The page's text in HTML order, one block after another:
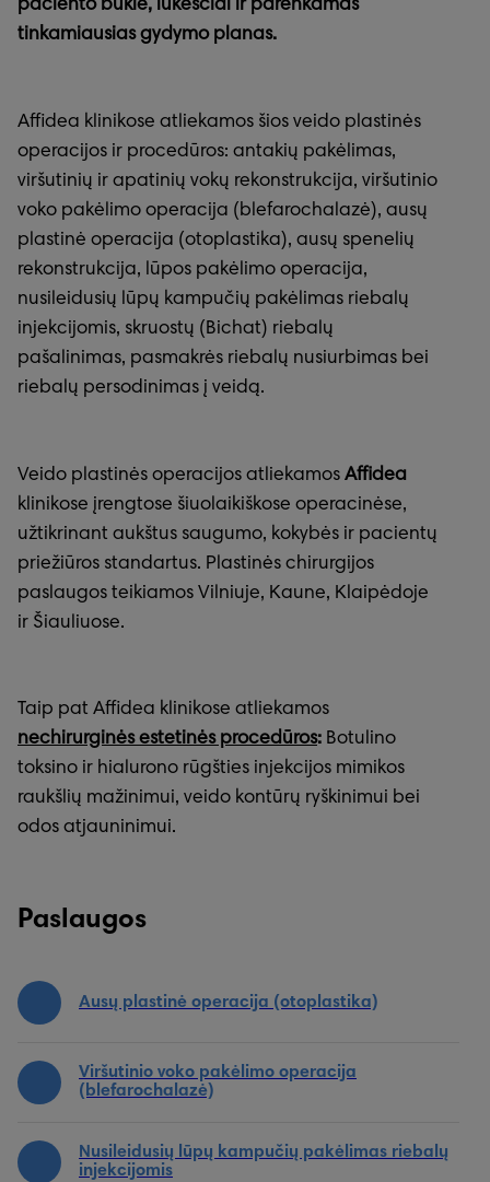
paciento būklė, lūkesčiai ir parenkamas
tinkamiausias gydymo planas.
Affidea klinikose atliekamos šios veido plastinės
operacijos ir procedūros: antakių pakėlimas,
viršutinių ir apatinių vokų rekonstrukcija, viršutinio
voko pakėlimo operacija (blefarochalazė), ausų
plastinė operacija (otoplastika), ausų spenelių
rekonstrukcija, lūpos pakėlimo operacija,
nusileidusių lūpų kampučių pakėlimas riebalų
injekcijomis, skruostų (Bichat) riebalų
pašalinimas, pasmakrės riebalų nusiurbimas bei
riebalų persodinimas į veidą.
Veido plastinės operacijos atliekamos Affidea
klinikose įrengtose šiuolaikiškose operacinėse,
užtikrinant aukštus saugumo, kokybės ir pacientų
priežiūros standartus. Plastinės chirurgijos
paslaugos teikiamos Vilniuje, Kaune, Klaipėdoje
ir Šiauliuose.
Taip pat Affidea klinikose atliekamos
nechirurginės estetinės procedūros: Botulino
toksino ir hialurono rūgšties injekcijos mimikos
raukšlių mažinimui, veido kontūrų ryškinimui bei
odos atjauninimui.
Paslaugos
Ausų plastinė operacija (otoplastika)
Viršutinio voko pakėlimo operacija
(blefarochalazė)
Nusileidusių lūpų kampučių pakėlimas riebalų
injekcijomis